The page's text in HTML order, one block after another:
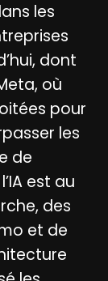
les
dont
où
pour
les
de
est au
des
et de